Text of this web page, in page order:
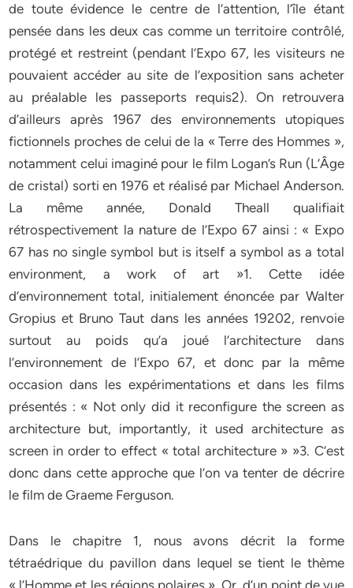
de toute évidence le centre de l’attention, l’île étant
pensée dans les deux cas comme un territoire contrôlé,
protégé et restreint (pendant l’Expo 67, les visiteurs ne
pouvaient accéder au site de l’exposition sans acheter
au préalable les passeports requis2). On retrouvera
d’ailleurs après 1967 des environnements utopiques
fictionnels proches de celui de la « Terre des Hommes »,
notamment celui imaginé pour le film Logan’s Run (L’Âge
de cristal) sorti en 1976 et réalisé par Michael Anderson.
La même année, Donald Theall qualifiait
rétrospectivement la nature de l’Expo 67 ainsi : « Expo
67 has no single symbol but is itself a symbol as a total
environment, a work of art »1. Cette idée
d’environnement total, initialement énoncée par Walter
Gropius et Bruno Taut dans les années 19202, renvoie
surtout au poids qu’a joué l’architecture dans
l’environnement de l’Expo 67, et donc par la même
occasion dans les expérimentations et dans les films
présentés : « Not only did it reconfigure the screen as
architecture but, importantly, it used architecture as
screen in order to effect « total architecture » »3. C’est
donc dans cette approche que l’on va tenter de décrire
le film de Graeme Ferguson.
Dans le chapitre 1, nous avons décrit la forme
tétraédrique du pavillon dans lequel se tient le thème
« l’Homme et les régions polaires ». Or, d’un point de vue